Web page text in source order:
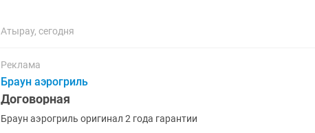
Атырау, сегодня
Реклама
Браун аэрогриль
Договорная
Браун аэрогриль оригинал 2 года гарантии